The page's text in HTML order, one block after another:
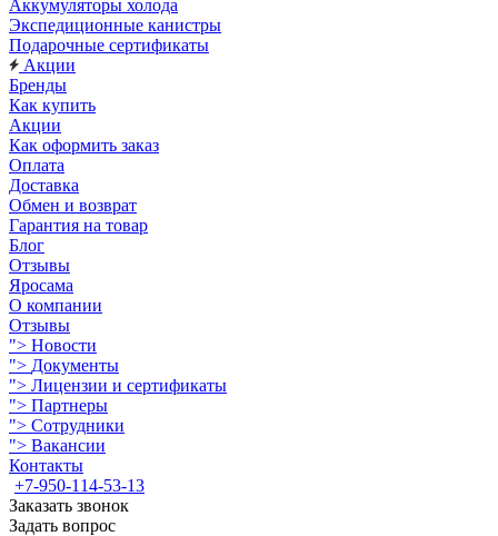
Аккумуляторы холода
Экспедиционные канистры
Подарочные сертификаты
Акции
Бренды
Как купить
Акции
Как оформить заказ
Оплата
Доставка
Обмен и возврат
Гарантия на товар
Блог
Отзывы
Яросама
О компании
Отзывы
"> Новости
"> Документы
"> Лицензии и сертификаты
"> Партнеры
"> Сотрудники
"> Вакансии
Контакты
+7-950-114-53-13
Заказать звонок
Задать вопрос